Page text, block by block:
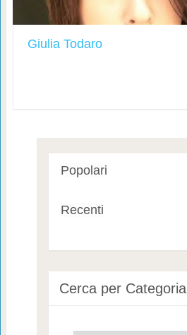
Giulia Todaro
Popolari
Recenti
Cerca per Categoria